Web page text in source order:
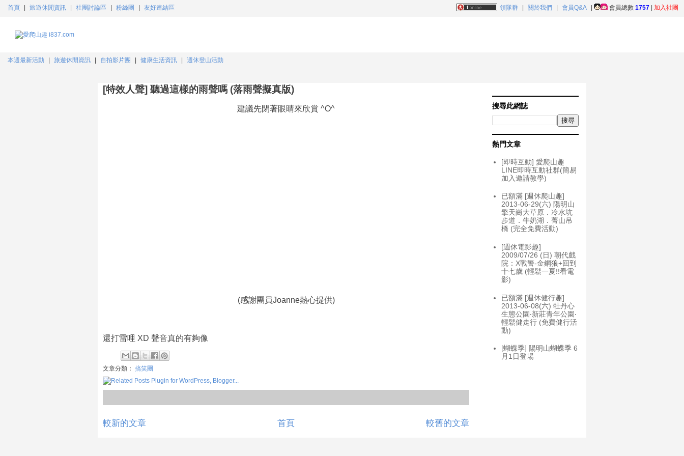
領隊群 關於我們 會員Q&A 會員總數 1757 加入社團
首頁 旅遊休閒資訊 社團討論區 粉絲團 友好連結區
本週最新活動 旅遊休閒資訊 自拍影片團 健康生活資訊 週休登山活動
[特效人聲] 聽過這樣的雨聲嗎 (落雨聲擬真版)
建議先閉著眼睛來欣賞 ^O^
(感謝團員Joanne熱心提供)
還打雷哩 XD 聲音真的有夠像
文章分類： 搞笑團
較新的文章 較舊的文章
首頁
搜尋此網誌
熱門文章
[即時互動] 愛爬山趣
LINE即時互動社群(簡易
加入邀請教學)
已額滿 [週休爬山趣]
2013-06-29(六) 陽明山
擎天崗大草原．冷水坑
步道．牛奶湖．菁山吊
橋 (完全免費活動)
[週休電影趣]
2009/07/26 (日) 朝代戲
院：X戰警-金鋼狼+回到
十七歲 (輕鬆一夏!!看電
影)
已額滿 [週休健行趣]
2013-06-08(六) 牡丹心
生態公園‧新莊青年公園‧
輕鬆健走行 (免費健行活
動)
[蝴蝶季] 陽明山蝴蝶季 6
月1日登場